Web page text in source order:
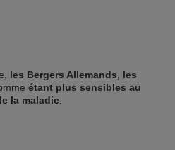
les Bergers Allemands, les
étant plus sensibles au
la maladie